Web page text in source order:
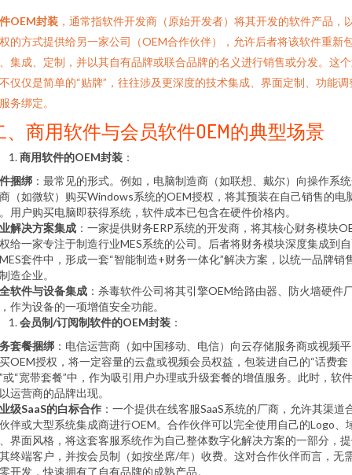
OEM封装 ，通常指软件开发商（原始开发者）将其开发的软件产品，
的方式提供给另一家公司（OEM合作伙伴），允许后者将该软件重新
集成、定制，并以其自有品牌或联合品牌的名义进行销售或分发。这
仅仅是简单的“贴牌”，往往涉及更深度的技术集成、界面定制、功能调
务绑定。
、商用软件与会员软件OEM的典型场景
商用软件的OEM封装 ：
捆绑 ：最常见的形式。例如，电脑制造商（如联想、戴尔）向操作系
（如微软）购买Windows系统的OEM授权，将其预装在自己销售的电
用户购买电脑即获得系统，软件成本已包含在硬件价格内。
解决方案集成 ：一家提供财务ERP系统的开发商，将其核心财务模块
给一家专注于制造行业MES系统的公司。后者将财务模块深度集成到
套件中，形成一套“智能制造+财务一体化”解决方案，以统一品牌销
造企业。
软件与设备集成 ：杀毒软件公司将其引擎OEM给路由器、防火墙硬件
作为设备的一项增值安全功能。
会员制/订阅制软件的OEM封装 ：
套餐捆绑 ：电信运营商（如中国移动、电信）向云存储服务商或视频
OEM授权，将一定容量的云盘或视频会员权益，包装进自己的“话费套
或“宽带套餐”中，作为吸引用户办理或升级套餐的增值服务。此时，软
运营商的品牌出现。
级SaaS的白标合作 ：一个提供在线客服SaaS系统的厂商，允许其渠道
伴或大型系统集成商进行OEM。合作伙伴可以完全使用自己的Logo、
界面风格，将这套客服系统作为自己整体数字化解决方案的一部分，
终端客户，并按会员制（如按坐席/年）收费。这对合作伙伴而言，无
开发，快速拥有了自有品牌的成熟产品。